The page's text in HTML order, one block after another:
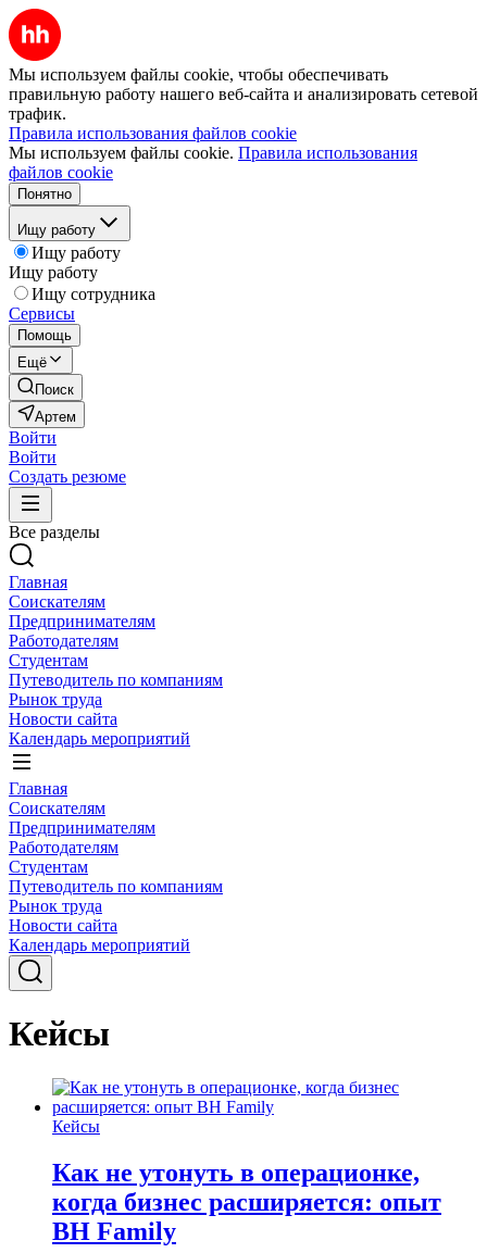
Мы используем файлы cookie, чтобы обеспечивать
правильную работу нашего веб-сайта и анализировать сетевой
трафик.
Правила использования файлов cookie
Мы используем файлы cookie. Правила использования
файлов cookie
Понятно
Ищу работу
Ищу работу
Ищу работу
Ищу сотрудника
Сервисы
Помощь
Ещё
Поиск
Артем
Войти
Войти
Создать резюме
Все разделы
Главная
Соискателям
Предпринимателям
Работодателям
Студентам
Путеводитель по компаниям
Рынок труда
Новости сайта
Календарь мероприятий
Главная
Соискателям
Предпринимателям
Работодателям
Студентам
Путеводитель по компаниям
Рынок труда
Новости сайта
Календарь мероприятий
Кейсы
Кейсы
Как не утонуть в операционке,
когда бизнес расширяется: опыт
BH Family